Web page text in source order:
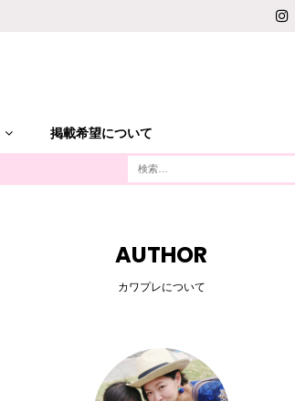
掲載希望について
AUTHOR
カワプレについて